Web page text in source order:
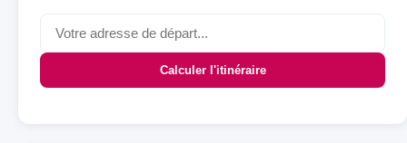
Calculer l'itinéraire